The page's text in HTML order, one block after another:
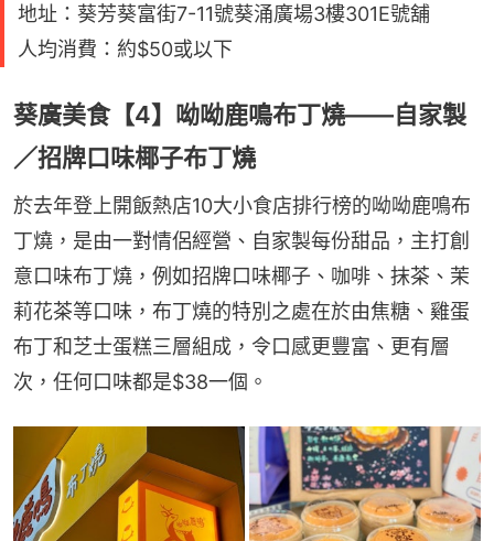
地址：葵芳葵富街7-11號葵涌廣場3樓301E號舖
人均消費：約$50或以下
葵廣美食【4】呦呦鹿鳴布丁燒——自家製
／招牌口味椰子布丁燒
於去年登上開飯熱店10大小食店排行榜的呦呦鹿鳴布
丁燒，是由一對情侶經營、自家製每份甜品，主打創
意口味布丁燒，例如招牌口味椰子、咖啡、抹茶、茉
莉花茶等口味，布丁燒的特別之處在於由焦糖、雞蛋
布丁和芝士蛋糕三層組成，令口感更豐富、更有層
次，任何口味都是$38一個。